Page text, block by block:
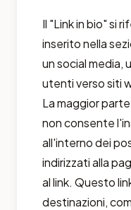
Il "Link in bio" si
inserito nella
un social media,
utenti verso siti
La maggior
non consente
all'interno dei
indirizzati alla
al link. Questo
destinazioni,